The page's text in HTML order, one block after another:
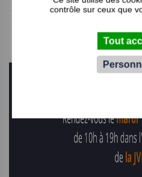
contrôle sur ceux que
Tout